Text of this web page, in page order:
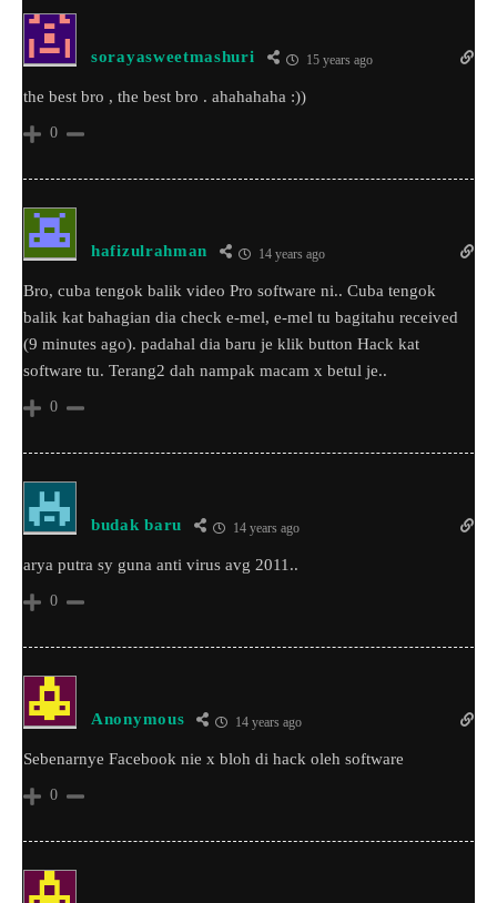
sorayasweetmashuri 15 years ago
the best bro , the best bro . ahahahaha :))
0
hafizulrahman 14 years ago
Bro, cuba tengok balik video Pro software ni.. Cuba tengok
balik kat bahagian dia check e-mel, e-mel tu bagitahu received
(9 minutes ago). padahal dia baru je klik button Hack kat
software tu. Terang2 dah nampak macam x betul je..
0
budak baru 14 years ago
arya putra sy guna anti virus avg 2011..
0
Anonymous 14 years ago
Sebenarnye Facebook nie x bloh di hack oleh software
0